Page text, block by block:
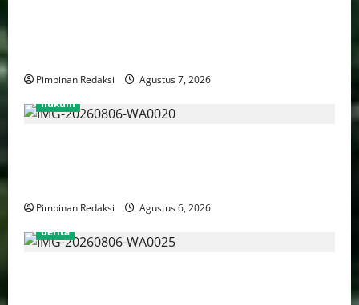
Pimpinan Redaksi
Agustus 7, 2026
hukum
Pimpinan Redaksi
Agustus 6, 2026
berita